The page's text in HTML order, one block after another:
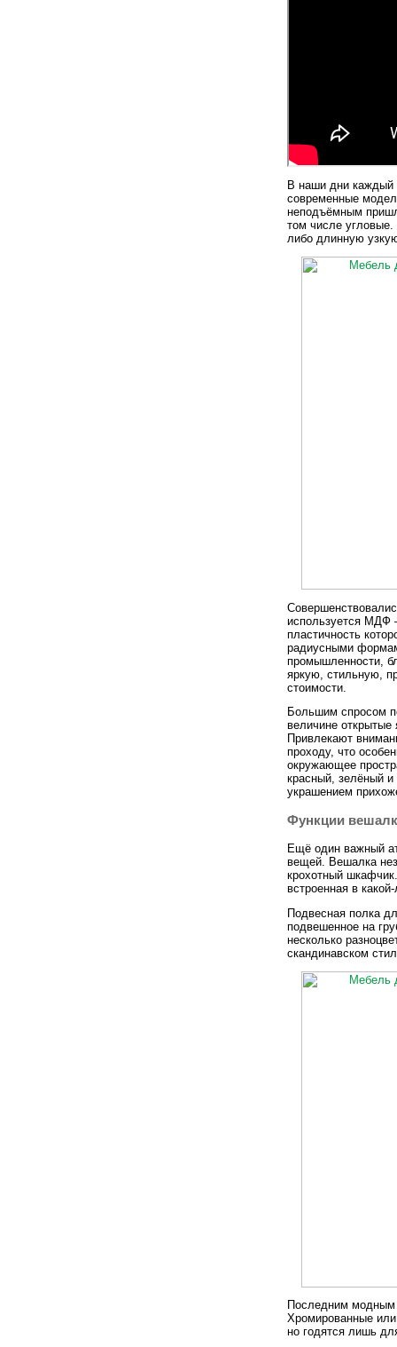
В наши дни каждый
современные
неподъёмным
том числе
либо длинную
используется МДФ
пластичность
радиусными
промышленности,
яркую, стильную,
стоимости.
Большим спросом
величине
Привлекают
проходу, что
окружающее
красный, зелёный и
украшением
Функции
Ещё один важный
вещей. Вешалка
крохотный
встроенная в
Подвесная полка
подвешенное на
несколько
скандинавском
Последним модным
Хромированные
но годятся лишь